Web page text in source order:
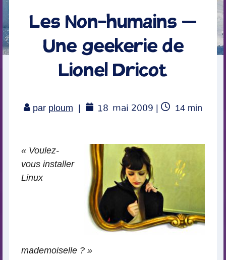
Les Non-humains –
Une geekerie de
Lionel Dricot
par ploum 18 mai 2009 |
Temps
14 min
« Voulez-
vous installer
Linux
mademoiselle ? »